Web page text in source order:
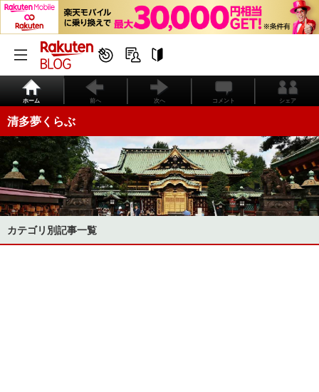
ホーム 前へ 次へ コメント シェア
清多夢くらぶ
カテゴリ別記事一覧